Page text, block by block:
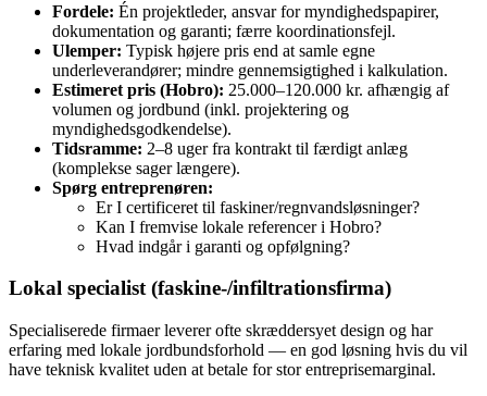
Fordele: Én projektleder, ansvar for myndighedspapirer,
dokumentation og garanti; færre koordinationsfejl.
Ulemper: Typisk højere pris end at samle egne
underleverandører; mindre gennemsigtighed i kalkulation.
Estimeret pris (Hobro): 25.000–120.000 kr. afhængig af
volumen og jordbund (inkl. projektering og
myndighedsgodkendelse).
Tidsramme: 2–8 uger fra kontrakt til færdigt anlæg
(komplekse sager længere).
Spørg entreprenøren:
Er I certificeret til faskiner/regnvandsløsninger?
Kan I fremvise lokale referencer i Hobro?
Hvad indgår i garanti og opfølgning?
Lokal specialist (faskine‑/infiltrationsfirma)
Specialiserede firmaer leverer ofte skræddersyet design og har
erfaring med lokale jordbundsforhold — en god løsning hvis du vil
have teknisk kvalitet uden at betale for stor entreprisemarginal.